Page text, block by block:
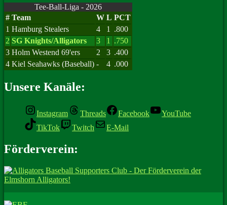
Tee-Ball-Liga - 2026
# Team W L PCT
1 Hamburg Stealers 4 1
.800
2 SG Knights/Alligators 3 1
.750
3 Holm Westend 69'ers 2 3 .400
4 Kiel Seahawks (Baseball) - 4 .000
Unsere Kanäle:
Instagram Threads Facebook
YouTube
TikTok
Twitch E-Mail
Förderverein: